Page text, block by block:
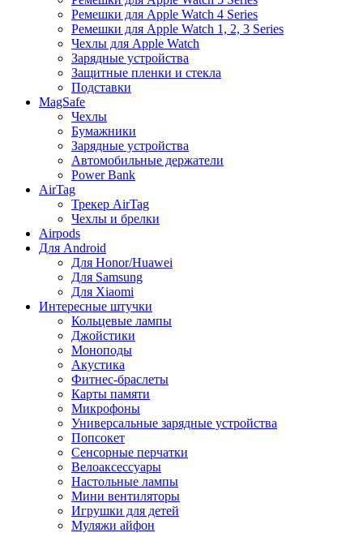
Ремешки для Apple Watch 4 Series
Ремешки для Apple Watch 1, 2, 3 Series
Чехлы для Apple Watch
Зарядные устройства
Защитные пленки и стекла
Подставки
MagSafe
Чехлы
Бумажники
Зарядные устройства
Автомобильные держатели
Power Bank
AirTag
Трекер AirTag
Чехлы и брелки
Airpods
Для Android
Для Honor/Huawei
Для Samsung
Для Xiaomi
Интересные штучки
Кольцевые лампы
Джойстики
Моноподы
Акустика
Фитнес-браслеты
Карты памяти
Микрофоны
Универсальные зарядные устройства
Попсокет
Сенсорные перчатки
Велоаксессуары
Настольные лампы
Мини вентиляторы
Игрушки для детей
Муляжи айфон